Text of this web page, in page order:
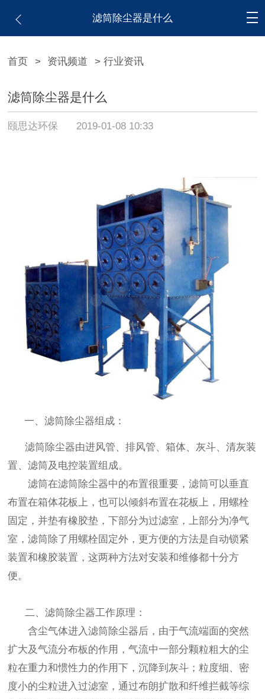
滤筒除尘器是什么
首页 > 资讯频道 > 行业资讯
滤筒除尘器是什么
颐思达环保 2019-01-08 10:33
一、滤筒除尘器组成：
滤筒除尘器由进风管、排风管、箱体、灰斗、清灰装
置、滤筒及电控装置组成。
滤筒在滤筒除尘器中的布置很重要，滤筒可以垂直
布置在箱体花板上，也可以倾斜布置在花板上，用螺栓
固定，并垫有橡胶垫，下部分为过滤室，上部分为净气
室，滤筒除了用螺栓固定外，更方便的方法是自动锁紧
装置和橡胶装置，这两种方法对安装和维修都十分方
便。
二、滤筒除尘器工作原理：
含尘气体进入滤筒除尘器后，由于气流端面的突然
扩大及气流分布板的作用，气流中一部分颗粒粗大的尘
粒在重力和惯性力的作用下，沉降到灰斗；粒度细、密
度小的尘粒进入过滤室，通过布朗扩散和纤维拦截等综